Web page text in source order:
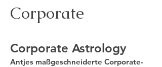
Corporate
Corporate Astrology
Antjes maßgeschneiderte Corporate-